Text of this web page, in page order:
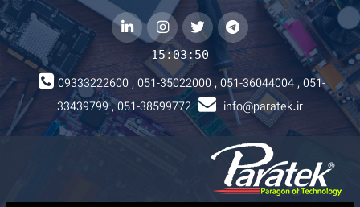
telegramتوییتر instagramلینکداین
15:03:50
09333222600 , 051-35022000 , 051-36044004 , 051-
33439799 , 051-38599772
info@paratek.ir